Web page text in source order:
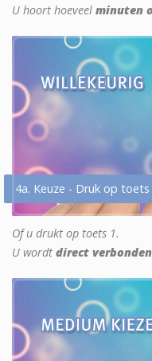
U hoort hoeveel minuten
4a. Keuze - Druk op toets
Of u drukt op toets 1.
U wordt direct